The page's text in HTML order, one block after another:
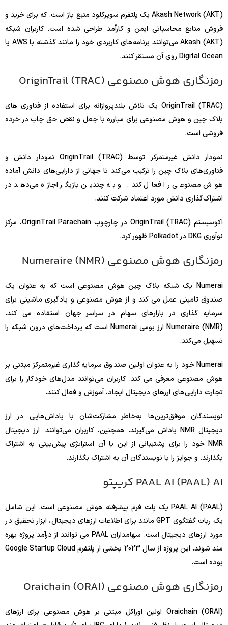
Akash Network (AKT) یک پلتفرم سوپرکلود منبع باز است. که برای خرید و
فروش منابع محاسباتی ایمن و کارآمد طراحی شده است. کاربران شبکه
Akash (AKT) می‌توانند برنامه‌های کاربردی خود را مانند گذشته با AWS یا
Digital Ocean روی آن مستقر کنند.
رمزنگاری هوش مصنوعی OriginTrail (TRAC)
OriginTrail (TRAC) یک تلاش بلندپروازانه برای استفاده از فناوری های
بلاک چین و هوش مصنوعی برای مبارزه با جعل و نقض حق چاپ در خرده
فروشی است.
نمودار دانش غیرمتمرکز توسط OriginTrail (TRAC) نمودار دانش و
فناوری‌های بلاک چین را ترکیب می‌کند تا جهانی از دارایی‌های دانش آماده
هوش مصنوعی را فعال کند. و به چندین بازیگر اجازه می‌دهد در
اشتراک‌گذاری دانش مورد اعتماد شرکت کنند.
اکوسیستم OriginTrail (TRAC) در چارچوب OriginTrail Parachain، مرکز
نوآوری DKG در Polkadot ظهور کرد.
رمزنگاری هوش مصنوعی Numeraire (NMR)
Numerai یک شبکه بلاک چین هوش مصنوعی است که به عنوان یک
صندوق تامینی عمل می کند و از هوش مصنوعی و یادگیری ماشینی برای
سرمایه گذاری در بازارهای سهام در سراسر جهان استفاده می کند.
Numeraire (NMR) ارز بومی Numerai است که پرداخت‌های درون شبکه را
تسهیل می‌کند.
Numerai خود را به عنوان اولین صندوق سرمایه گذاری غیرمتمرکز مبتنی بر
هوش مصنوعی معرفی می کند. کاربران می‌توانند مدل‌های خودکار را برای
تجارت دارایی‌های ارزهای دیجیتال ایجاد، آموزش و فعال کنند.
نویسندگان موفق‌ترین‌ها به‌خاطر مشارکت‌شان با پاداش‌هایی در ارز
دیجیتال NMR پاداش می‌گیرند. همچنین، کاربران می‌توانند ارز دیجیتال
NMR خود را برای پشتیبانی از این یا آن استراتژی پیش‌بینی به اشتراک
بگذارند. و جوایز را با نویسندگان آن به اشتراک بگذارند.
PAAL AI (PAAL) AI کریپتو
PAAL AI (PAAL) یک پلت فرم پیشرفته هوش مصنوعی است. این شامل
یک ربات گفتگوی GPT مانند برای اطلاعات ارزهای دیجیتال، ابزار تحقیق در
مورد ارزهای دیجیتال است. سهامداران PAAL می توانند از درآمد پروژه بهره
مند شوند. این پروژه از سال 2023 بخشی از پلتفرم Google Startup Cloud
بوده است.
رمزنگاری هوش مصنوعی Oraichain (ORAI)
Oraichain (ORAI) اولین اوراکل مبتنی بر هوش مصنوعی برای ارزهای